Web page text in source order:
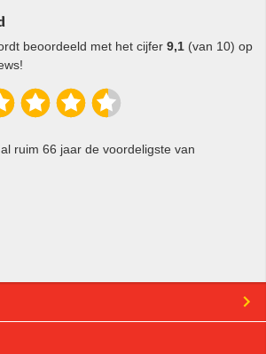
beoordeeld met het cijfer 9,1 (van 10) op
ruim 66 jaar de voordeligste van